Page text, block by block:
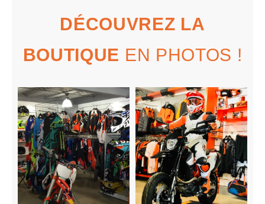
DÉCOUVREZ LA
BOUTIQUE EN PHOTOS !